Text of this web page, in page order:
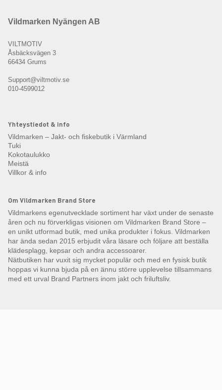
Vildmarken Nyängen AB
VILTMOTIV
Åsbäcksvägen 3
66434 Grums
Support@viltmotiv.se
010-4599012
Yhteystiedot & info
Vildmarken – Jakt- och fiskebutik i Värmland
Tuki
Kokotaulukko
Meistä
Villkor & info
Om Vildmarken Brand Store
Vildmarkens egenutvecklade sortiment har växt under de senaste
åren och nu förverkligas visionen om Vildmarken Brand Store –
en unikt utformad butik, med unika produkter i fokus. Vildmarken
har ända sedan 2015 erbjudit våra läsare och följare att beställa
klädesplagg, kepsar och andra accessoarer.
Nätbutiken har vuxit sig mycket populär och med en fysisk butik
hoppas vi kunna bjuda på en ännu större upplevelse tillsammans
med ett urval Brand Partners inom jakt och friluftsliv.